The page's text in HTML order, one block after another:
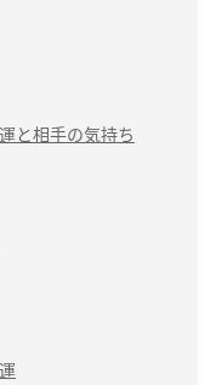
と相手の気持ち